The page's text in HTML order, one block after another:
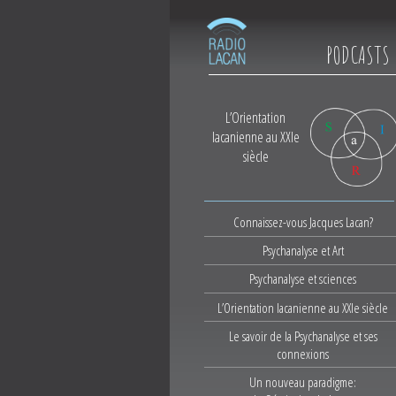
PODCASTS
L’Orientation
lacanienne au XXIe
siècle
Connaissez-vous Jacques Lacan?
Psychanalyse et Art
Psychanalyse et sciences
L’Orientation lacanienne au XXIe siècle
Le savoir de la Psychanalyse et ses
connexions
Un nouveau paradigme: